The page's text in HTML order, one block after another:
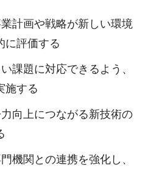
計画や戦略が新しい環境
に評価する
課題に対応できるよう、
施する
向上につながる新技術の
機関との連携を強化し、